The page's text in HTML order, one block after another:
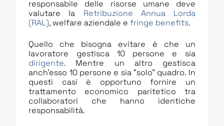
responsabile delle risorse umane deve
valutare la Retribuzione Annua Lorda
(RAL), welfare aziendale efringe benefits.
Quello che bisogna evitare è che un
lavoratore gestisca 10 persone e sia
dirigente. Mentre un altro gestisca
anch’esso 10 persone e sia “solo” quadro. In
questi casi è opportuno fornire un
trattamento economico paritetico tra
collaboratori che hanno identiche
responsabilità.